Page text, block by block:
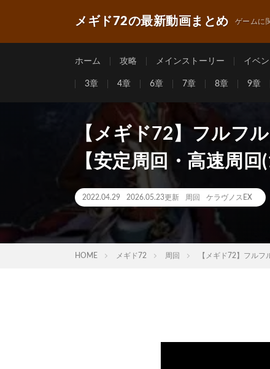
メギド72の最新動画まとめ ゲームに
ホーム 攻略 メインストーリー イベン
3章 4章 6章 7章 8章 9章
【メギド72】フルフ
【安定周回・高速周
2022.04.29 2026.05.23更新 周回 ケラヴノスEX
HOME メギド72 周回 【メギド72】フルフ